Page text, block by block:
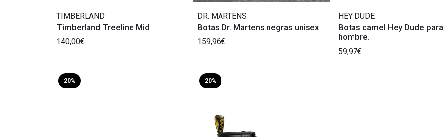
TIMBERLAND
Timberland Treeline Mid
140,00€
DR. MARTENS
Botas Dr. Martens negras unisex
159,96€
HEY DUDE
Botas camel Hey Dude para
hombre.
59,97€
20% 20%